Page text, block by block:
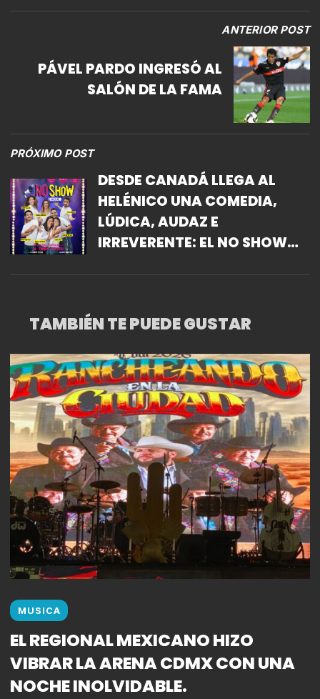
ANTERIOR POST
PÁVEL PARDO INGRESÓ AL
SALÓN DE LA FAMA
PRÓXIMO POST
DESDE CANADÁ LLEGA AL
HELÉNICO UNA COMEDIA,
LÚDICA, AUDAZ E
IRREVERENTE: EL NO SHOW
TAMBIÉN TE PUEDE GUSTAR
MUSICA
EL REGIONAL MEXICANO HIZO
VIBRAR LA ARENA CDMX CON UNA
NOCHE INOLVIDABLE.